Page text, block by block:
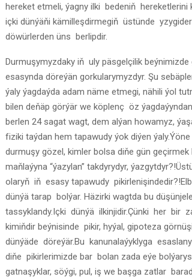
hereket etmeli, ýagny ilki bedeniň
içki dünýäňi kämilleşdirmegiň üstünde
döwürlerden üns berlipdir.
Durmuşymyzdaky iň uly päsgelçilik
esasynda döreýän gorkularymyzdyr. Şu
ýaly ýagdaýda adam näme etmegi, nähili ýol
bilen deňäp görýär we köplenç öz
berlen 24 sagat wagt, dem alýan howamyz,
fiziki taýdan hem tapawudy ýok diýen
durmuşy gözel, kimler bolsa diňe gün
maňlaýyna “ýazylan” takdyrydyr,
olaryň iň esasy tapawudy
dünýä tarap bolýar. Häzirki wagtda bu
tassyklandy.Içki dünýä ilkinjidir.Çünki her bir
kimiňdir beýnisinde pikir, hyýal, gipoteza
dünýäde döreýär.Bu kanunalaýyklyga
diňe pikirlerimizde bar bolan zada eýe
gatnaşyklar, söýgi, pul, iş we başga zatlar